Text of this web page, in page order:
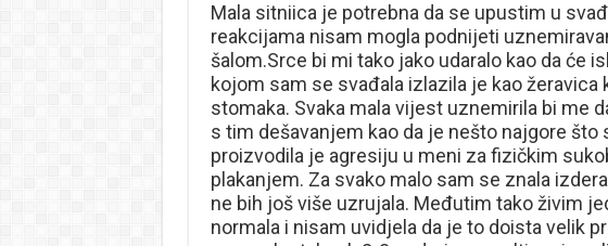
Mala sitniica je potrebna da se upustim u
reakcijama nisam mogla podnijeti
šalom.Srce bi mi tako jako udaralo kao da će
kojom sam se svađala izlazila je kao
stomaka. Svaka mala vijest uznemirila bi me
s tim dešavanjem kao da je nešto najgore što
proizvodila je agresiju u meni za fizičkim
plakanjem. Za svako malo sam se znala
ne bih još više uzrujala. Međutim tako živim
normala i nisam uvidjela da je to doista velik